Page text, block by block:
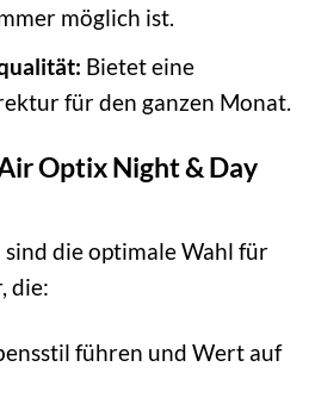
möglich ist.
Bietet eine
für den ganzen Monat.
Optix Night & Day
die optimale Wahl für
die:
führen und Wert auf